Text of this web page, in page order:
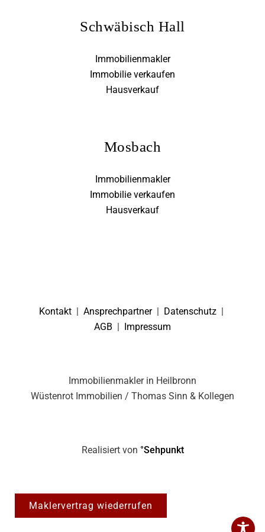
Schwäbisch Hall
Immobilienmakler
Immobilie verkaufen
Hausverkauf
Mosbach
Immobilienmakler
Immobilie verkaufen
Hausverkauf
Kontakt Ansprechpartner| Datenschutz
AGB
Impressum
Immobilienmakler in Heilbronn
Wüstenrot Immobilien / Thomas Sinn & Kollegen
Realisiert von °Sehpunkt
Maklervertrag wiederrufen